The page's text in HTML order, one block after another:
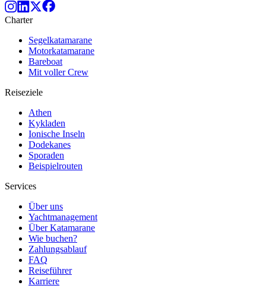
Charter
Segelkatamarane
Motorkatamarane
Bareboat
Mit voller Crew
Reiseziele
Athen
Kykladen
Ionische Inseln
Dodekanes
Sporaden
Beispielrouten
Services
Über uns
Yachtmanagement
Über Katamarane
Wie buchen?
Zahlungsablauf
FAQ
Reiseführer
Karriere